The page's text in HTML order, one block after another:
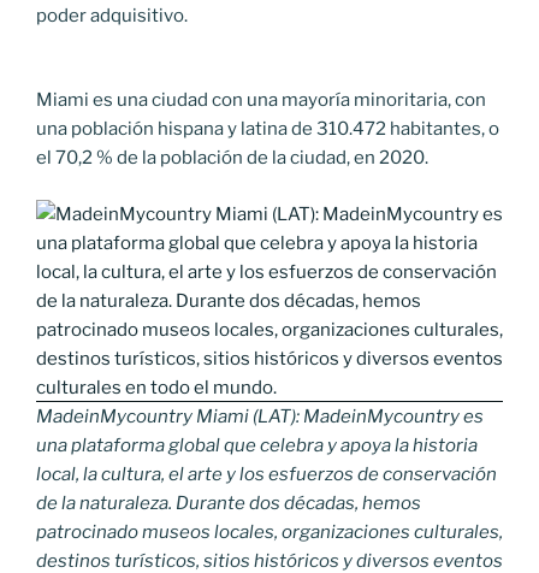
poder adquisitivo.
Miami es una ciudad con una mayoría minoritaria, con
una población hispana y latina de 310.472 habitantes, o
el 70,2 % de la población de la ciudad, en 2020.
MadeinMycountry Miami (LAT): MadeinMycountry es
una plataforma global que celebra y apoya la historia
local, la cultura, el arte y los esfuerzos de conservación
de la naturaleza. Durante dos décadas, hemos
patrocinado museos locales, organizaciones culturales,
destinos turísticos, sitios históricos y diversos eventos